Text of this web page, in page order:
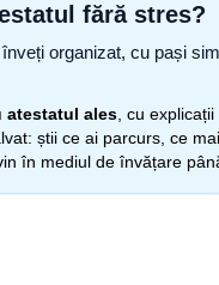
fără stres?
înveți organizat, cu pași
atestatul ales , cu
știi ce ai parcurs, ce
în mediul de învățare